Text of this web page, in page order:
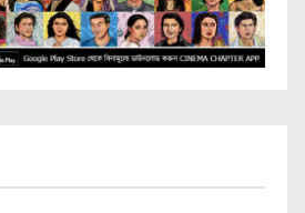
Important
about